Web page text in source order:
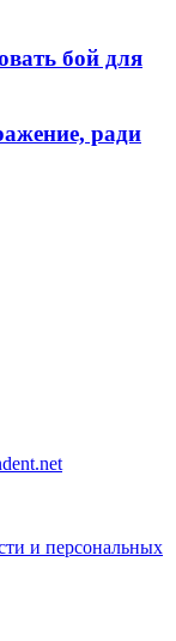
бой для
ради
и персональных